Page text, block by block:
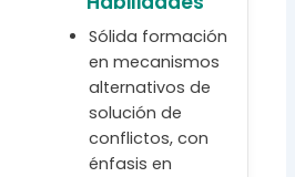
Sólida formación
en mecanismos
alternativos de
solución de
conflictos, con
énfasis en